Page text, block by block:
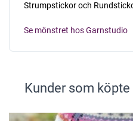
Strumpstickor och
Se mönstret hos Garnstudio
Kunder som